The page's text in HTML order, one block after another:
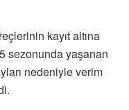
kayıt altına
sezonunda yaşanan
nedeniyle verim